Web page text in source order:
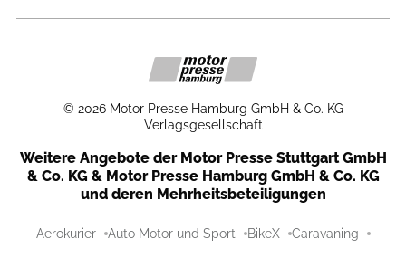
© 2026 Motor Presse Hamburg GmbH & Co. KG
Verlagsgesellschaft
Weitere Angebote der Motor Presse Stuttgart GmbH
& Co. KG & Motor Presse Hamburg GmbH & Co. KG
und deren Mehrheitsbeteiligungen
Aerokurier Auto Motor und Sport BikeX Caravaning